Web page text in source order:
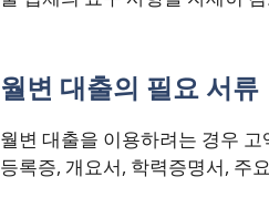
월변 대출의 필요 서류
월변 대출을 이용하려는 경우
등록증, 개요서, 학력증명서, 주